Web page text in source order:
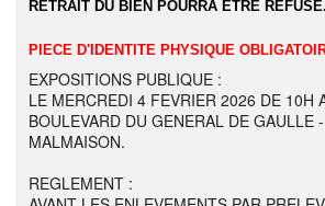
RETRAIT DU BIEN POURRA ÊTRE REFUSE.
PIECE D'IDENTITE PHYSIQUE
EXPOSITIONS PUBLIQUE :
LE MERCREDI 4 FEVRIER 2026 DE 10H
BOULEVARD DU GENERAL DE GAULLE
MALMAISON.
REGLEMENT :